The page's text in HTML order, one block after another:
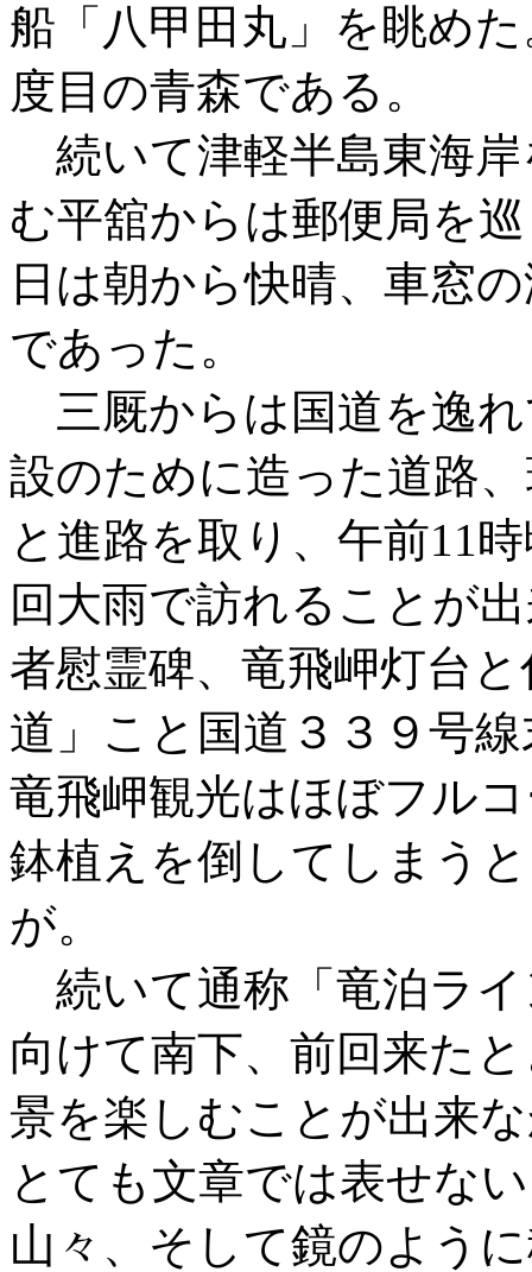
船「八甲田丸」を眺め
度目の青森である。
続いて津軽半島東海岸
む平舘からは郵便局を
日は朝から快晴、車窓
であった。
三厩からは国道を逸
設のために造った道路
と進路を取り、午前11
回大雨で訪れることが
者慰霊碑、竜飛岬灯台
道」こと国道３３９号
竜飛岬観光はほぼフル
鉢植えを倒してしまう
が。
続いて通称「竜泊ラ
向けて南下、前回来た
景を楽しむことが出来
とても文章では表せな
山々、そして鏡のよう